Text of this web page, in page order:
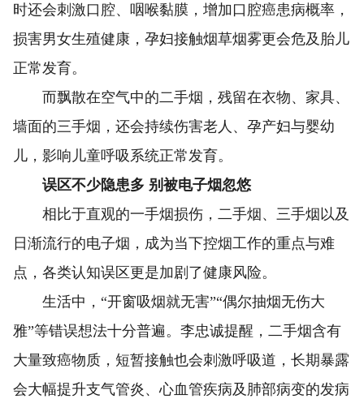
时还会刺激口腔、咽喉黏膜，增加口腔癌患病概率，
损害男女生殖健康，孕妇接触烟草烟雾更会危及胎儿
正常发育。
而飘散在空气中的二手烟，残留在衣物、家具、
墙面的三手烟，还会持续伤害老人、孕产妇与婴幼
儿，影响儿童呼吸系统正常发育。
误区不少隐患多 别被电子烟忽悠
相比于直观的一手烟损伤，二手烟、三手烟以及
日渐流行的电子烟，成为当下控烟工作的重点与难
点，各类认知误区更是加剧了健康风险。
生活中，“开窗吸烟就无害”“偶尔抽烟无伤大
雅”等错误想法十分普遍。李忠诚提醒，二手烟含有
大量致癌物质，短暂接触也会刺激呼吸道，长期暴露
会大幅提升支气管炎、心血管疾病及肺部病变的发病